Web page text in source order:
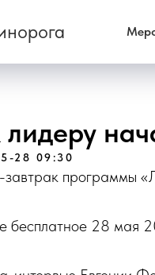
лидеру
28 09:30
завтрак программы
бесплатное 28 мая